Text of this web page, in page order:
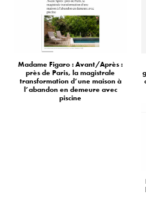
Madame Figaro : Avant/Après :
près de Paris, la magistrale
transformation d’une maison à
l’abandon en demeure avec
piscine